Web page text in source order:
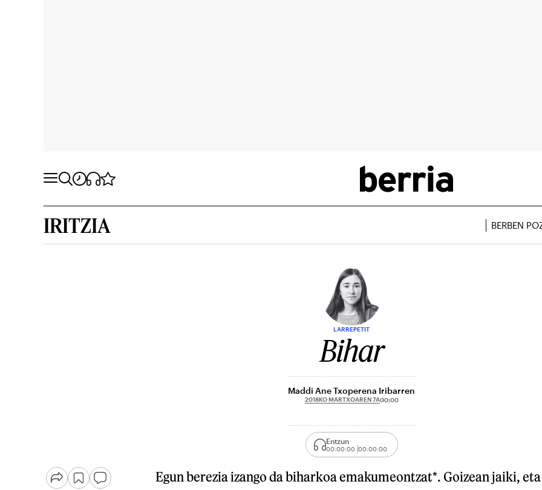
IRITZIA BERBEN
LARREPETIT
Bihar
Maddi Ane Txoperena Iribarren
2018KO MARTXOAREN 7A00:00
Entzun
00:00:00 00:00:00
Egun berezia izango da biharkoa emakumeontzat*. Goizean jaiki, eta